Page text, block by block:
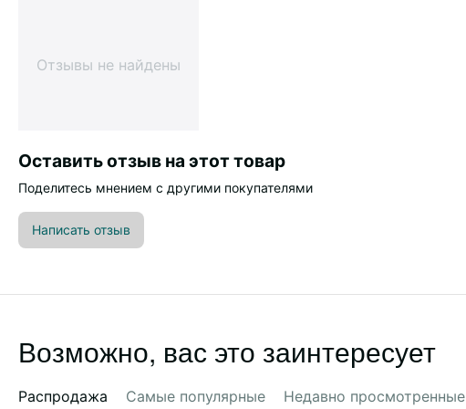
Отзывы не найдены
Оставить отзыв на этот товар
Поделитесь мнением с другими покупателями
Написать отзыв
Возможно, вас это заинтересует
Распродажа Самые популярные Недавно просмотренные